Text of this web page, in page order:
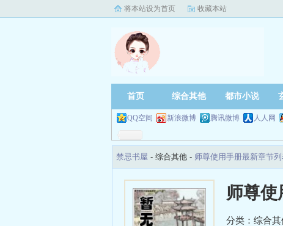
将本站设为首页 收藏本站
首页 综合其他 都市小说
QQ空间 新浪微博 腾讯微博 人人网
禁忌书屋 - 综合其他 - 师尊使用手册最新章节列
师尊使
分类：综合其